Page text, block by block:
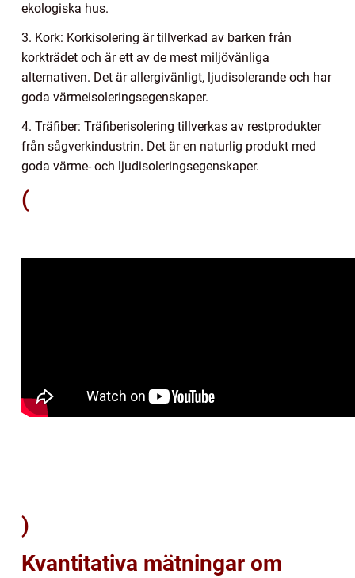
ekologiska hus.
3. Kork: Korkisolering är tillverkad av barken från
korkträdet och är ett av de mest miljövänliga
alternativen. Det är allergivänligt, ljudisolerande och har
goda värmeisoleringsegenskaper.
4. Träfiber: Träfiberisolering tillverkas av restprodukter
från sågverkindustrin. Det är en naturlig produkt med
goda värme- och ljudisoleringsegenskaper.
(
)
Kvantitativa mätningar om